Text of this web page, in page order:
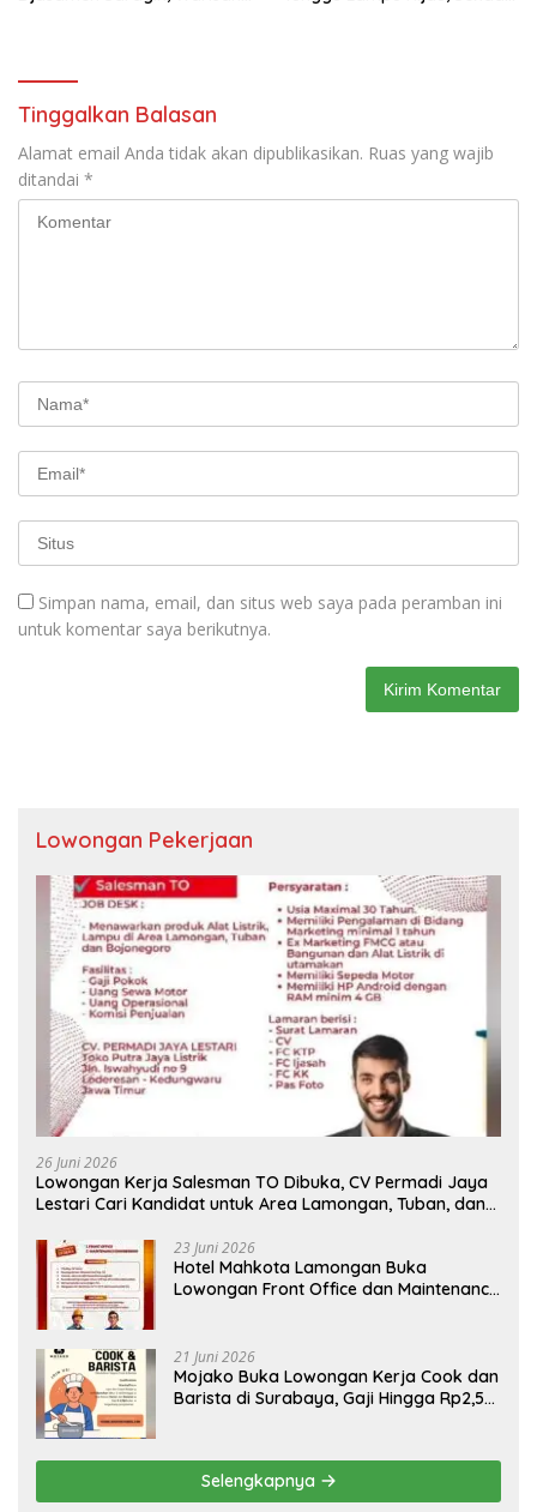
Tinggalkan Balasan
Alamat email Anda tidak akan dipublikasikan. Ruas yang wajib
ditandai *
Simpan nama, email, dan situs web saya pada peramban ini
untuk komentar saya berikutnya.
Lowongan Pekerjaan
26 Juni 2026
Lowongan Kerja Salesman TO Dibuka, CV Permadi Jaya
Lestari Cari Kandidat untuk Area Lamongan, Tuban, dan
23 Juni 2026
Hotel Mahkota Lamongan Buka
Lowongan Front Office dan Maintenance
21 Juni 2026
Mojako Buka Lowongan Kerja Cook dan
Barista di Surabaya, Gaji Hingga Rp2,5
Selengkapnya